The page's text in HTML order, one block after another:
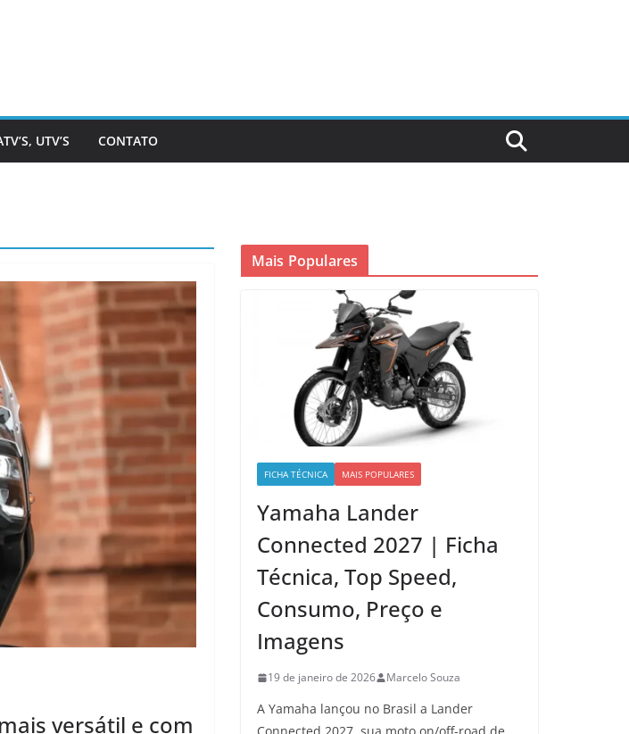
UTV’S CONTATO
versátil e com
Mais Populares
FICHA TÉCNICA MAIS POPULARES
Yamaha Lander
Connected 2027 | Ficha
Técnica, Top Speed,
Consumo, Preço e
Imagens
19 de janeiro de 2026 Marcelo Souza
A Yamaha lançou no Brasil a Lander